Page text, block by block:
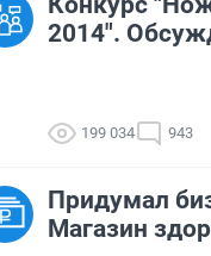
2014".
199 034 943
Придумал
Магазин